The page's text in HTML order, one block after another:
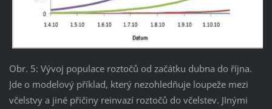
Obr. 5: Vývoj populace roztočů od začátku dubna do října.
Jde o modelový příklad, který nezohledňuje loupeže mezi
včelstvy a jiné přičiny reinvazí roztočů do včelstev. JInými